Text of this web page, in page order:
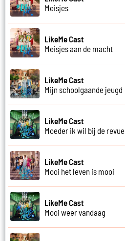
Meisjes
LikeMe Cast
Meisjes aan de macht
LikeMe Cast
Mijn schoolgaande jeugd
LikeMe Cast
Moeder ik wil bij de revue
LikeMe Cast
Mooi het leven is mooi
LikeMe Cast
Mooi weer vandaag